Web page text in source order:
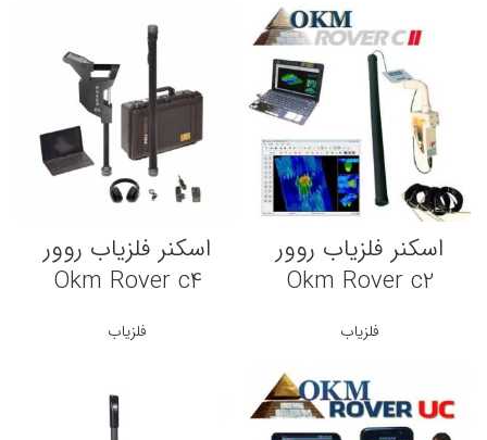
اسکنر فلزیاب روور
Okm Rover c2
فلزیاب
اسکنر فلزیاب روور
Okm Rover c4
فلزیاب